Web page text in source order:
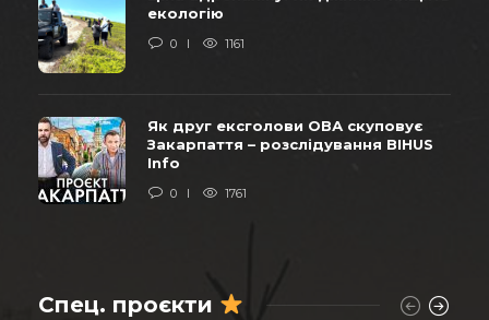
екологію
0 1161
Як друг ексголови ОВА скуповує
Закарпаття – розслідування BIHUS
Info
0 1761
Спец. проєкти